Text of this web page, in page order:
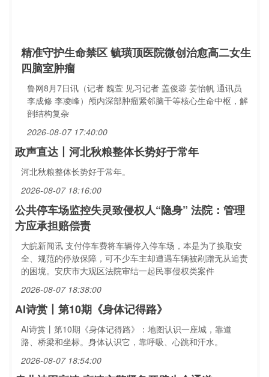
精准守护生命禁区 毓璜顶医院微创治愈高二女生
四脑室肿瘤
鲁网8月7日讯（记者 魏萱 见习记者 盖俊蓉 姜怡帆 通讯员
李成修 李凌峰）颅内深部肿瘤紧邻脑干等核心生命中枢，解
剖结构复杂
2026-08-07 17:40:00
政声直达丨河北秋粮整体长势好于常年
河北秋粮整体长势好于常年。
2026-08-07 18:16:00
公共停车场监控失灵致侵权人“隐身” 法院：管理
方应承担赔偿责
大皖新闻讯 支付停车费将车辆停入停车场，本是为了换取安
全、规范的停放保障，可不少车主却遭遇车辆被剐蹭无从追责
的困境。安庆市大观区法院审结一起民事侵权类案件
2026-08-07 18:38:00
AI诗赏丨第10期《身体记得路》
AI诗赏丨第10期《身体记得路》：地图认识一座城，靠道
路、桥梁和坐标。身体认识它，靠呼吸、心跳和汗水。
2026-08-07 18:54:00